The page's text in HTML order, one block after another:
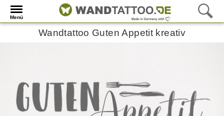
Menü
Wandtattoo Guten Appetit kreativ